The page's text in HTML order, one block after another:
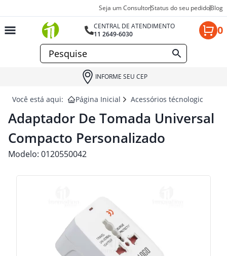
Seja um ConsultorStatus do seu pedidoBlog
CENTRAL DE ATENDIMENTO
11 2649-6030
0
INFORME SEU CEP
Você está aqui: Página Inicial Acessórios técnologicos
Adaptador De Tomada Universal
Compacto Personalizado
Modelo: 0120550042